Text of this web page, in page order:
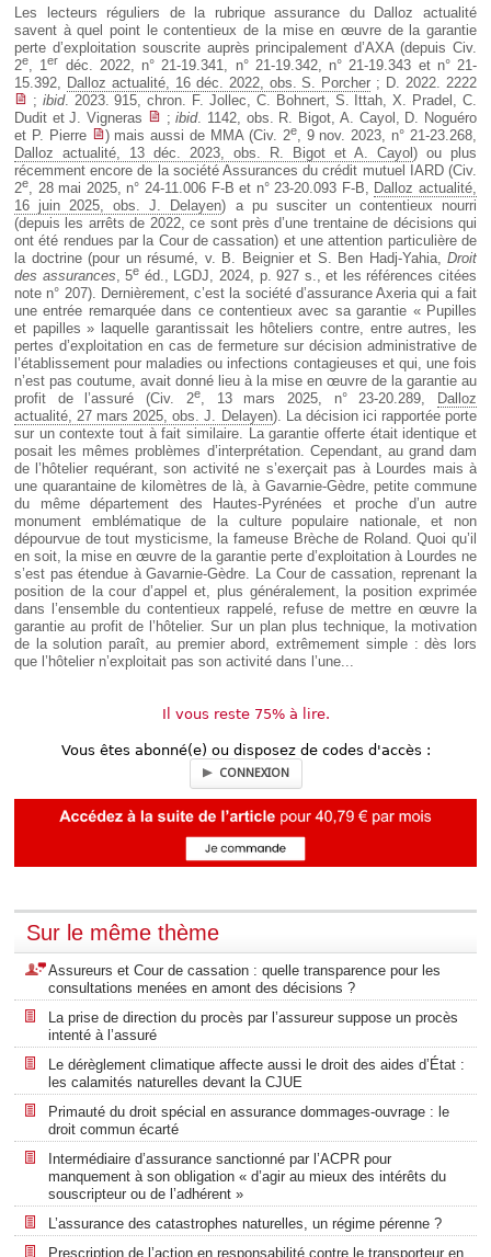
Les lecteurs réguliers de la rubrique assurance du Dalloz actualité
savent à quel point le contentieux de la mise en œuvre de la garantie
perte d’exploitation souscrite auprès principalement d’AXA (depuis Civ.
2e, 1er déc. 2022, n° 21-19.341, n° 21-19.342, n° 21-19.343 et n° 21-
15.392, Dalloz actualité, 16 déc. 2022, obs. S. Porcher ; D. 2022. 2222
; ibid. 2023. 915, chron. F. Jollec, C. Bohnert, S. Ittah, X. Pradel, C.
Dudit et J. Vigneras
;ibid. 1142, obs. R. Bigot, A. Cayol, D. Noguéro
et P. Pierre
) mais aussi de MMA (Civ. 2e, 9 nov. 2023, n° 21-23.268,
Dalloz actualité, 13 déc. 2023, obs. R. Bigot et A. Cayol ) ou plus
récemment encore de la société Assurances du crédit mutuel IARD (Civ.
2e, 28 mai 2025, n° 24-11.006 F-B et n° 23-20.093 F-B, Dalloz actualité,
16 juin 2025, obs. J. Delayen) a pu susciter un contentieux nourri
(depuis les arrêts de 2022, ce sont près d’une trentaine de décisions qui
ont été rendues par la Cour de cassation) et une attention particulière de
la doctrine (pour un résumé, v. B. Beignier et S. Ben Hadj-Yahia, Droit
des assurances, 5e éd., LGDJ, 2024, p. 927 s., et les références citées
note n° 207). Dernièrement, c’est la société d’assurance Axeria qui a fait
une entrée remarquée dans ce contentieux avec sa garantie « Pupilles
et papilles » laquelle garantissait les hôteliers contre, entre autres, les
pertes d’exploitation en cas de fermeture sur décision administrative de
l’établissement pour maladies ou infections contagieuses et qui, une fois
n’est pas coutume, avait donné lieu à la mise en œuvre de la garantie au
profit de l’assuré (Civ. 2e, 13 mars 2025, n° 23-20.289,
Dalloz
actualité, 27 mars 2025, obs. J. Delayen). La décision ici rapportée porte
sur un contexte tout à fait similaire. La garantie offerte était identique et
posait les mêmes problèmes d’interprétation. Cependant, au grand dam
de l’hôtelier requérant, son activité ne s’exerçait pas à Lourdes mais à
une quarantaine de kilomètres de là, à Gavarnie-Gèdre, petite commune
du même département des Hautes-Pyrénées et proche d’un autre
monument emblématique de la culture populaire nationale, et non
dépourvue de tout mysticisme, la fameuse Brèche de Roland. Quoi qu’il
en soit, la mise en œuvre de la garantie perte d’exploitation à Lourdes ne
s’est pas étendue à Gavarnie-Gèdre. La Cour de cassation, reprenant la
position de la cour d’appel et, plus généralement, la position exprimée
dans l’ensemble du contentieux rappelé, refuse de mettre en œuvre la
garantie au profit de l’hôtelier. Sur un plan plus technique, la motivation
de la solution paraît, au premier abord, extrêmement simple : dès lors
que l’hôtelier n’exploitait pas son activité dans l’une...
Il vous reste 75% à lire.
Vous êtes abonné(e) ou disposez de codes d'accès :
CONNEXION
Sur le même thème
Assureurs et Cour de cassation : quelle transparence pour les
consultations menées en amont des décisions ?
La prise de direction du procès par l’assureur suppose un procès
intenté à l’assuré
Le dérèglement climatique affecte aussi le droit des aides d’État :
les calamités naturelles devant la CJUE
Primauté du droit spécial en assurance dommages-ouvrage : le
droit commun écarté
Intermédiaire d’assurance sanctionné par l’ACPR pour
manquement à son obligation « d’agir au mieux des intérêts du
souscripteur ou de l’adhérent »
L’assurance des catastrophes naturelles, un régime pérenne ?
Prescription de l’action en responsabilité contre le transporteur en